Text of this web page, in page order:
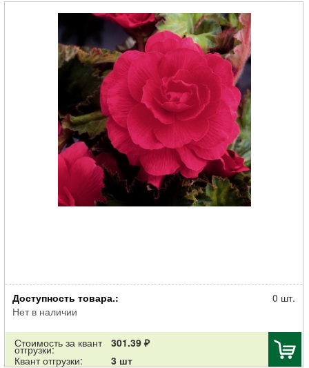
Клубень НВМ Бегония Дабл Пинк 2 шт/уп
Доступность товара.:
Нет в наличии
0 шт.
Стоимость за квант
отгрузки:
301.39 ₽
Квант отгрузки:
3 шт